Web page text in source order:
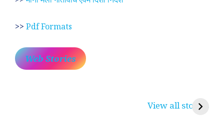
>> Pdf Formats
Web Stories
View all stories
रामसा पीर, रुणेचा रा